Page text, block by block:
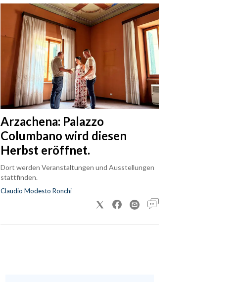
Arzachena: Palazzo
Columbano wird diesen
Herbst eröffnet.
Dort werden Veranstaltungen und Ausstellungen
stattfinden.
Claudio Modesto Ronchi